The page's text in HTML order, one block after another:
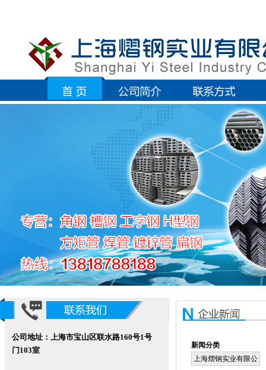
公司地址：上海市宝山区联水路160号1号
门103室
新闻分类
上海熠钢实业有限公